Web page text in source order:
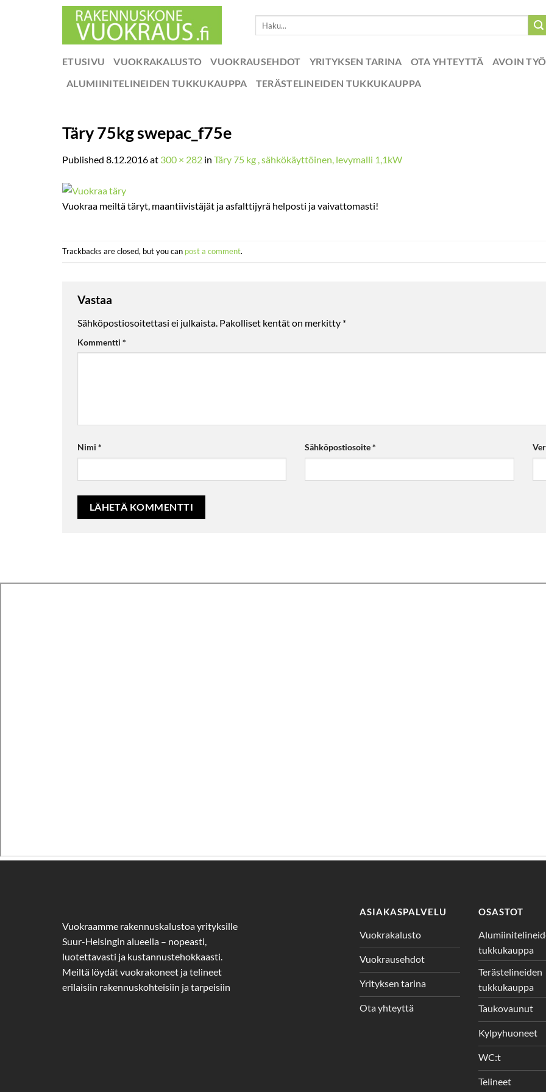
ETUSIVU VUOKRAKALUSTO VUOKRAUSEHDOT YRITYKSEN TARINA OTA YHTEYTTÄ
AVOIN
ALUMIINITELINEIDEN TUKKUKAUPPA
TERÄSTELINEIDEN TUKKUKAUPPA
Täry 75kg swepac_f75e
Published 8.12.2016at 300 × 282 in Täry 75 kg , sähkökäyttöinen, levymalli 1,1kW
Vuokraa meiltä täryt, maantiivistäjät ja asfalttijyrä helposti ja vaivattomasti!
Trackbacks are closed, but you can post a comment.
Vastaa
Sähköpostiosoitettasi ei julkaista. Pakolliset kentät on merkitty *
Kommentti *
Nimi * Sähköpostiosoite*
Vuokraamme rakennuskalustoa yrityksille
Suur-Helsingin alueella – nopeasti,
luotettavasti ja kustannustehokkaasti.
Meiltä löydät vuokrakoneet ja telineet
erilaisiin rakennuskohteisiin ja tarpeisiin
ASIAKASPALVELU
Vuokrakalusto
Vuokrausehdot
Yrityksen tarina
Ota yhteyttä
OSASTOT
tukkukauppa
Terästelineiden
tukkukauppa
Taukovaunut
Kylpyhuoneet
WC:t
Telineet